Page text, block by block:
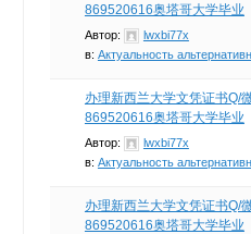
869520616奥塔哥大学毕业
Автор:
lwxbi77x
в: Актуальность
办理新西兰大学文凭证书Q/
869520616奥塔哥大学毕业
Автор:
lwxbi77x
в: Актуальность
办理新西兰大学文凭证书Q/
869520616奥塔哥大学毕业